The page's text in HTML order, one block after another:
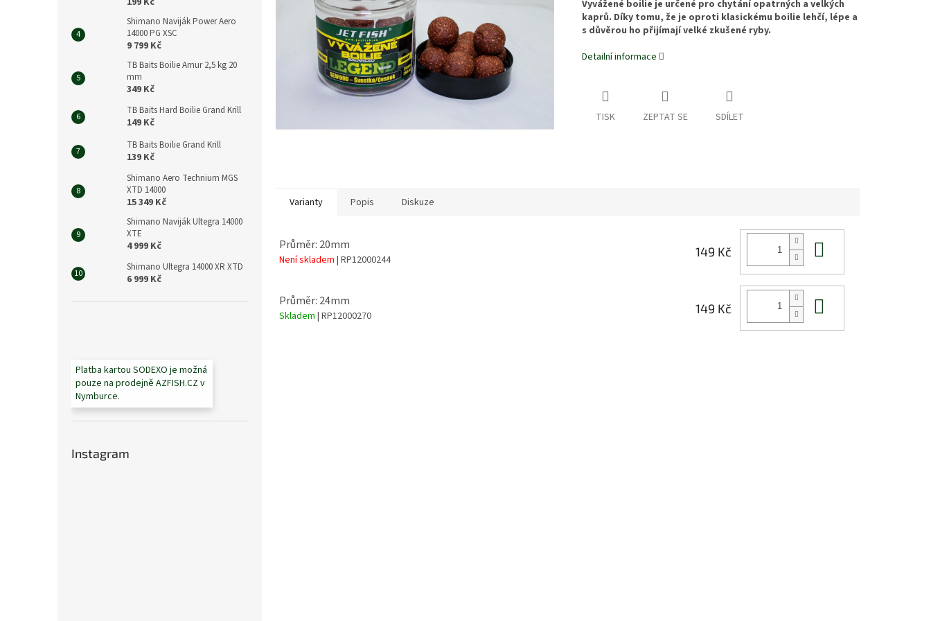
Shimano Naviják Power Aero
14000 PG XSC
9 799 Kč
TB Baits Boilie Amur 2,5 kg 20
mm
349 Kč
TB Baits Hard Boilie Grand Krill
149 Kč
TB Baits Boilie Grand Krill
139 Kč
Shimano Aero Technium MGS
XTD 14000
15 349 Kč
Shimano Naviják Ultegra 14000
XTE
4 999 Kč
Shimano Ultegra 14000 XR XTD
6 999 Kč
Platba kartou SODEXO je možná
pouze na prodejně AZFISH.CZ v
Nymburce.
Instagram
Vyvážené boilie je určené pro chytání opatrných a velkých
kaprů. Díky tomu, že je oproti klasickému boilie lehčí, lépe a
s důvěrou ho přijímají velké zkušené ryby.
Detailní informace
TISK ZEPTAT SE SDÍLET
Varianty Popis Diskuze
Průměr: 20mm
Není skladem | RP12000244
149 Kč
Průměr: 24mm
Skladem | RP12000270
149 Kč